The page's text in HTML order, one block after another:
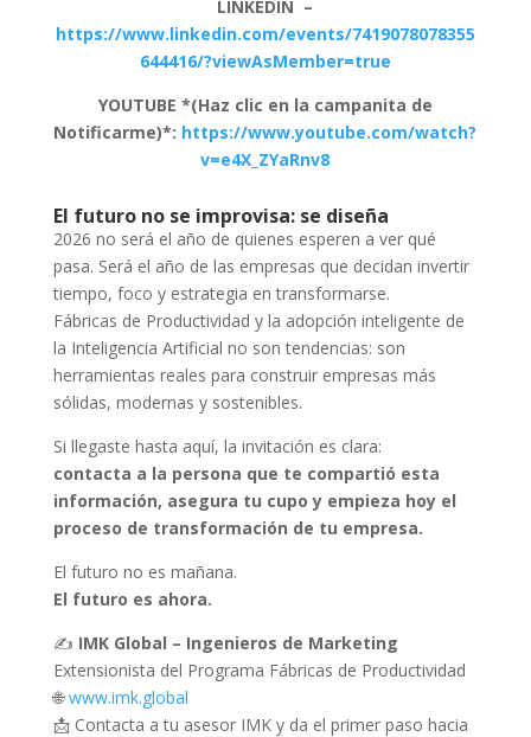
LINKEDIN –
https://www.linkedin.com/events/7419078078355
644416/?viewAsMember=true
YOUTUBE *(Haz clic en la campanita de
Notificarme)*: https://www.youtube.com/watch?
v=e4X_ZYaRnv8
El futuro no se improvisa: se diseña
2026 no será el año de quienes esperen a ver qué
pasa. Será el año de las empresas que decidan invertir
tiempo, foco y estrategia en transformarse.
Fábricas de Productividad y la adopción inteligente de
la Inteligencia Artificial no son tendencias: son
herramientas reales para construir empresas más
sólidas, modernas y sostenibles.
Si llegaste hasta aquí, la invitación es clara:
contacta a la persona que te compartió esta
información, asegura tu cupo y empieza hoy el
proceso de transformación de tu empresa.
El futuro no es mañana.
El futuro es ahora.
✍️ IMK Global – Ingenieros de Marketing
Extensionista del Programa Fábricas de Productividad
🌐www.imk.global
📩 Contacta a tu asesor IMK y da el primer paso hacia